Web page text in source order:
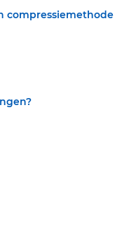
compressiemethode